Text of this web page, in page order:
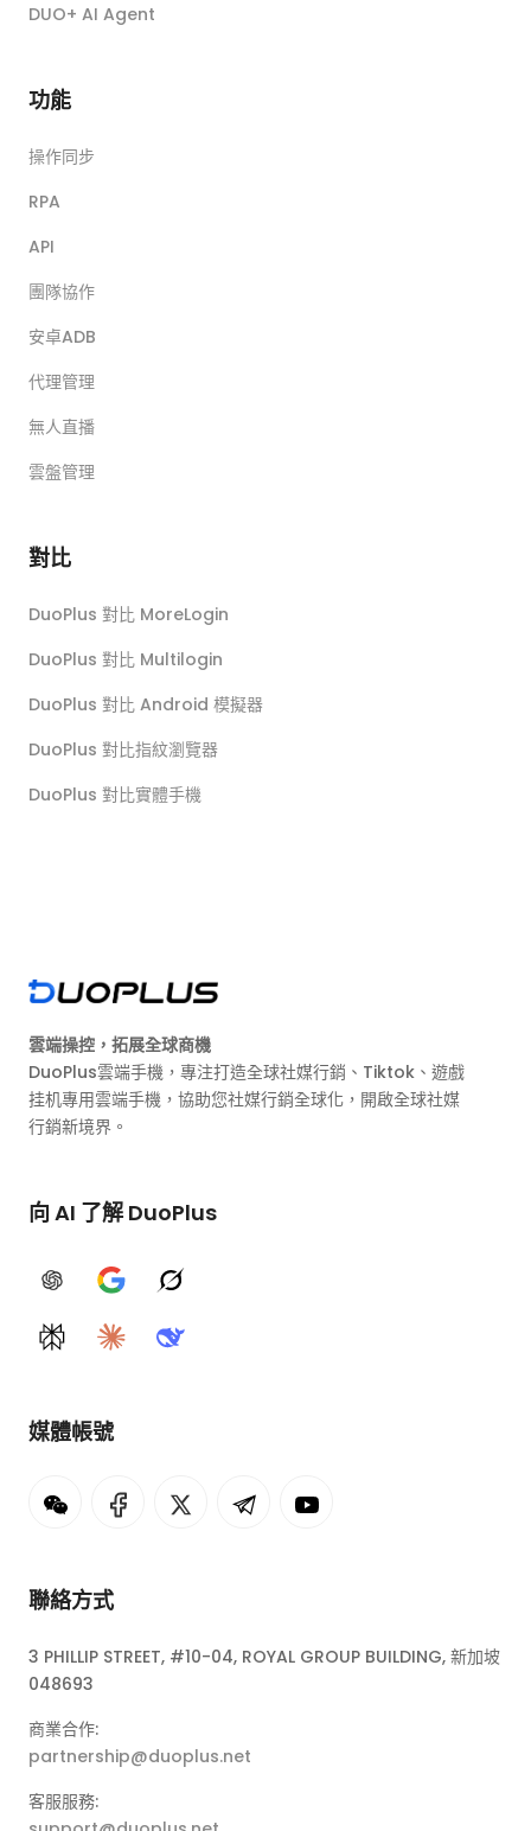
DUO+ AI Agent
功能
操作同步
RPA
API
團隊協作
安卓ADB
代理管理
無人直播
雲盤管理
對比
DuoPlus 對比 MoreLogin
DuoPlus 對比 Multilogin
DuoPlus 對比 Android 模擬器
DuoPlus 對比指紋瀏覽器
DuoPlus 對比實體手機
雲端操控，拓展全球商機
DuoPlus雲端手機，專注打造全球社媒行銷、Tiktok、遊戲
挂机專用雲端手機，協助您社媒行銷全球化，開啟全球社媒
行銷新境界。
向 AI 了解 DuoPlus
ChatGPTGoogle AIGrok
PerplexityClaudeDeepSeek
媒體帳號
聯絡方式
3 PHILLIP STREET, #10-04, ROYAL GROUP BUILDING, 新加坡
048693
商業合作:
partnership@duoplus.net
客服服務: